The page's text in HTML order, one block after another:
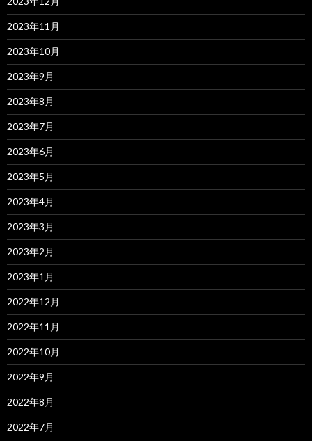
2023年11月
2023年10月
2023年9月
2023年8月
2023年7月
2023年6月
2023年5月
2023年4月
2023年3月
2023年2月
2023年1月
2022年12月
2022年11月
2022年10月
2022年9月
2022年8月
2022年7月